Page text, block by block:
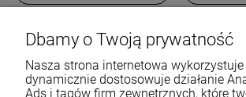
Dbamy o Twoją prywatność
Nasza strona internetowa
dynamicznie dostosowuje działanie
Ads i tagów firm zewnętrznych, które